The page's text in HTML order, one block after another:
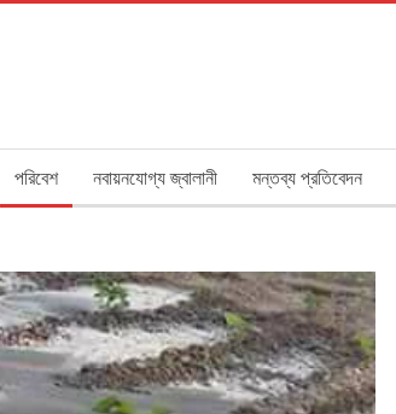
পরিবেশ নবায়নযোগ্য জ্বালানী মন্তব্য প্রতিবেদন